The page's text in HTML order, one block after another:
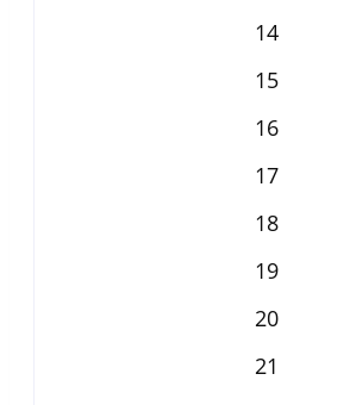
14
15
16
17
18
19
20
21